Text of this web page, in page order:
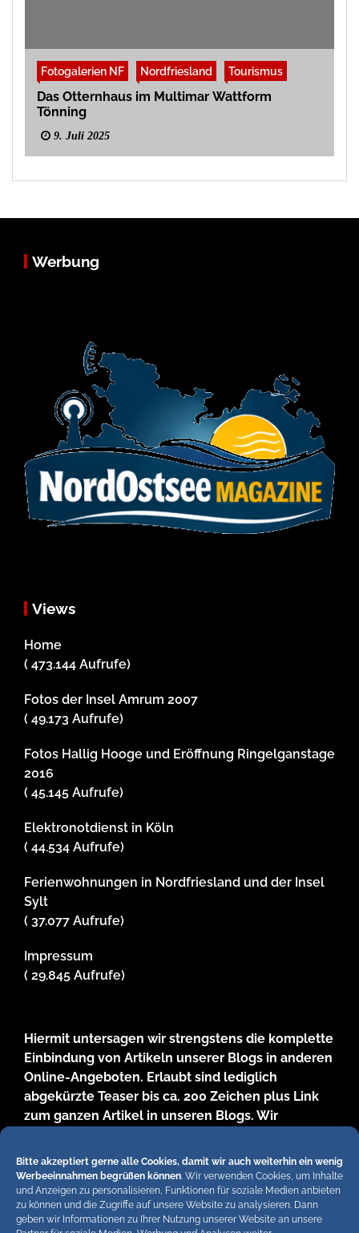
Bitte akzeptiert gerne alle Cookies, damit wir auch weiterhin ein wenig
Werbeeinnahmen begrüßen können. Wir verwenden Cookies, um Inhalte
und Anzeigen zu personalisieren, Funktionen für soziale Medien anbieten
zu können und die Zugriffe auf unsere Website zu analysieren. Dann
geben wir Informationen zu Ihrer Nutzung unserer Website an unsere
Fotogalerien NF Nordfriesland Tourismus
Das Otternhaus im Multimar Wattform
Tönning
9. Juli 2025
Werbung
Views
Home
( 473.144 Aufrufe)
Fotos der Insel Amrum 2007
( 49.173 Aufrufe)
Fotos Hallig Hooge und Eröffnung Ringelganstage
2016
( 45.145 Aufrufe)
Elektronotdienst in Köln
( 44.534 Aufrufe)
Ferienwohnungen in Nordfriesland und der Insel
Sylt
( 37.077 Aufrufe)
Impressum
( 29.845 Aufrufe)
Hiermit untersagen wir strengstens die komplette
Einbindung von Artikeln unserer Blogs in anderen
Online-Angeboten. Erlaubt sind lediglich
abgekürzte Teaser bis ca. 200 Zeichen plus Link
zum ganzen Artikel in unseren Blogs. Wir
vor. Die Redaktion!